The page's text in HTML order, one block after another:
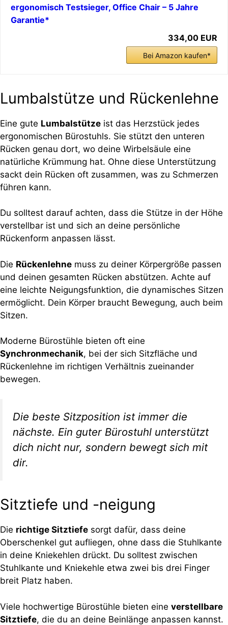
ergonomisch Testsieger, Office Chair – 5 Jahre
Garantie*
334,00 EUR
Bei Amazon kaufen*
Lumbalstütze und Rückenlehne
Eine gute Lumbalstütze ist das Herzstück jedes
ergonomischen Bürostuhls. Sie stützt den unteren
Rücken genau dort, wo deine Wirbelsäule eine
natürliche Krümmung hat. Ohne diese Unterstützung
sackt dein Rücken oft zusammen, was zu Schmerzen
führen kann.
Du solltest darauf achten, dass die Stütze in der Höhe
verstellbar ist und sich an deine persönliche
Rückenform anpassen lässt.
Die Rückenlehne muss zu deiner Körpergröße passen
und deinen gesamten Rücken abstützen. Achte auf
eine leichte Neigungsfunktion, die dynamisches Sitzen
ermöglicht. Dein Körper braucht Bewegung, auch beim
Sitzen.
Moderne Bürostühle bieten oft eine
Synchronmechanik, bei der sich Sitzfläche und
Rückenlehne im richtigen Verhältnis zueinander
bewegen.
Die beste Sitzposition ist immer die
nächste. Ein guter Bürostuhl unterstützt
dich nicht nur, sondern bewegt sich mit
dir.
Sitztiefe und -neigung
Die richtige Sitztiefe sorgt dafür, dass deine
Oberschenkel gut aufliegen, ohne dass die Stuhlkante
in deine Kniekehlen drückt. Du solltest zwischen
Stuhlkante und Kniekehle etwa zwei bis drei Finger
breit Platz haben.
Viele hochwertige Bürostühle bieten eine verstellbare
Sitztiefe, die du an deine Beinlänge anpassen kannst.